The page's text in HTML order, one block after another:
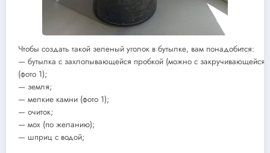
Чтобы создать такой зеленый уголок в бутылке, вам понадобится:
— бутылка с захлопывающейся пробкой (можно с закручивающейся
(фото 1);
— земля;
— мелкие камни (фото 1);
— очиток;
— мох (по желанию);
— шприц с водой;